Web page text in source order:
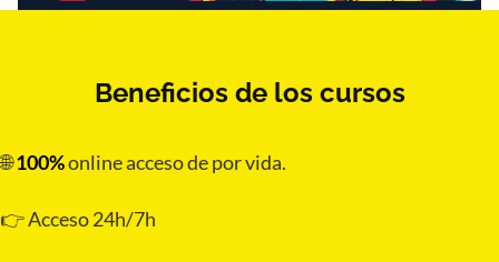
Beneficios de los cursos
🌐100%online acceso de por vida.
👉 Acceso 24h/7h